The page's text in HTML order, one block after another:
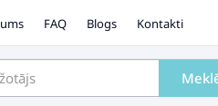
FAQ Blogs Kontakti